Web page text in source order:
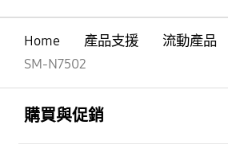
Home 產品支援 流動產品
SM-N7502
購買與促銷